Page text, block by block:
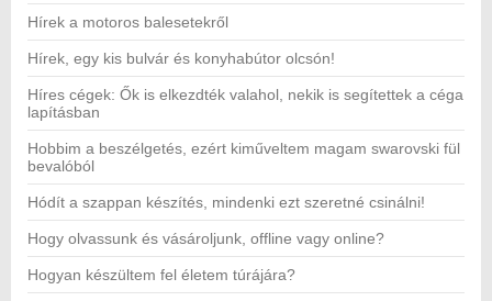
Hírek a motoros balesetekről
Hírek, egy kis bulvár és konyhabútor olcsón!
Híres cégek: Ők is elkezdték valahol, nekik is segítettek a céga
lapításban
Hobbim a beszélgetés, ezért kiműveltem magam swarovski fül
bevalóból
Hódít a szappan készítés, mindenki ezt szeretné csinálni!
Hogy olvassunk és vásároljunk, offline vagy online?
Hogyan készültem fel életem túrájára?